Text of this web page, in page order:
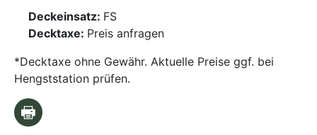
Deckeinsatz: FS
Decktaxe: Preis anfragen
*Decktaxe ohne Gewähr. Aktuelle Preise ggf. bei
Hengststation prüfen.